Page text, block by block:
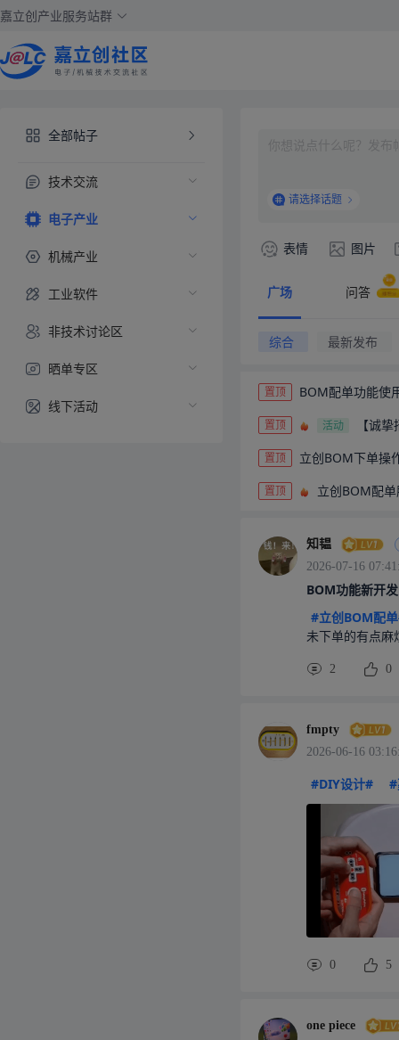
嘉立创产业服务站群
全部帖子
技术交流
电子产业
机械产业
工业软件
非技术讨论区
晒单专区
线下活动
请选择话题
广场 问答
综合 最新发布
置顶 BOM配单功能使
立创BOM配单
2025-12-25
《BOM配单
置顶 活动 【诚
立创BOM配单
2025-11-18
置顶 立创BOM下单操
立创BOM配单
《立创BOM
9
置顶 立创BOM配
立创BOM配单
2025-08-29
立创BOM配单
立创BOM配
件采购中，时
大家快来体验
86次播放
知韫
2026-07-16
BOM功能新开发
#立创BOM配
2 0
fmpty
2026-06-16
#DIY设计# #
0 5
one piece